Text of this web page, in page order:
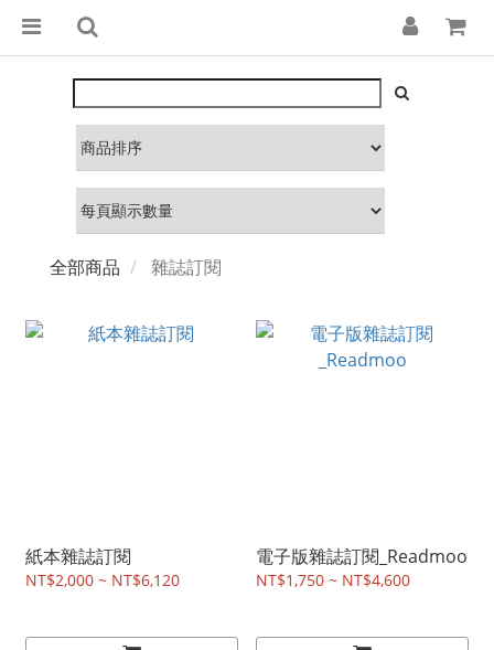
全部商品 雜誌訂閱
紙本雜誌訂閱
NT$2,000 ~ NT$6,120
電子版雜誌訂閱_Readmoo
NT$1,750 ~ NT$4,600